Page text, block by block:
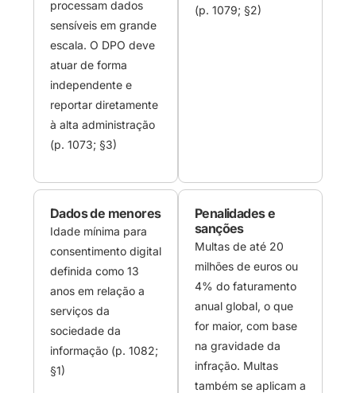
processam dados
sensíveis em grande
escala. O DPO deve
atuar de forma
independente e
reportar diretamente
à alta administração
(p. 1073; §3)
(p. 1079; §2)
Dados de menores
Idade mínima para
consentimento digital
definida como 13
anos em relação a
serviços da
sociedade da
informação (p. 1082;
§1)
Penalidades e
sanções
Multas de até 20
milhões de euros ou
4% do faturamento
anual global, o que
for maior, com base
na gravidade da
infração. Multas
também se aplicam a